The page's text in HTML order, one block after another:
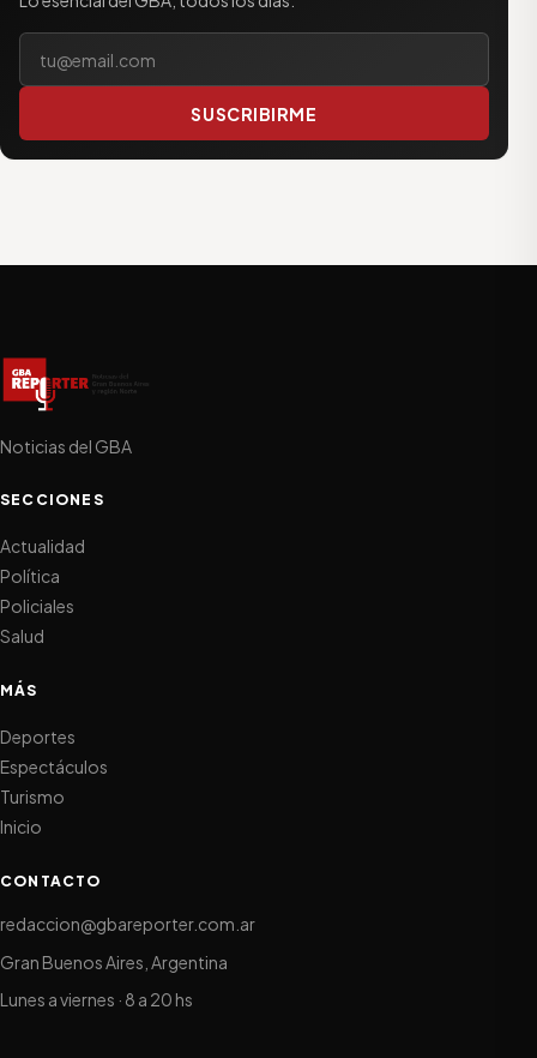
Tu correo electrónico
SUSCRIBIRME
Noticias del GBA
SECCIONES
Actualidad
Política
Policiales
Salud
MÁS
Deportes
Espectáculos
Turismo
Inicio
CONTACTO
redaccion@gbareporter.com.ar
Gran Buenos Aires, Argentina
Lunes a viernes · 8 a 20 hs